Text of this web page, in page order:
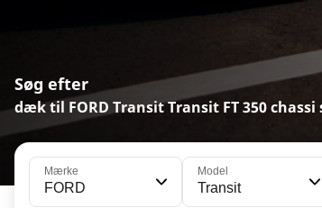
Søg efter
dæk til FORD Transit Transit FT 350 chassi
Mærke
FORD
Model
Transit